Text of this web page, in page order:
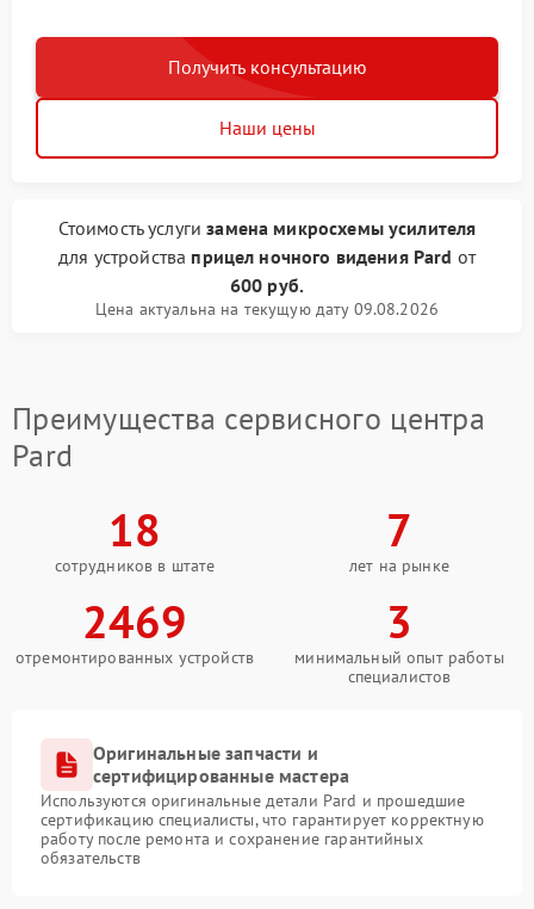
Получить консультацию
Наши цены
Стоимость услугизамена микросхемы усилителя
для устройства прицел ночного видения Pard от
600 руб.
Цена актуальна на текущую дату 09.08.2026
Преимущества сервисного центра
Pard
18
сотрудников в штате
7
лет на рынке
2469
отремонтированных устройств
3
минимальный опыт работы
специалистов
Оригинальные запчасти и
сертифицированные мастера
Используются оригинальные детали Pard и прошедшие
сертификацию специалисты, что гарантирует корректную
работу после ремонта и сохранение гарантийных
обязательств